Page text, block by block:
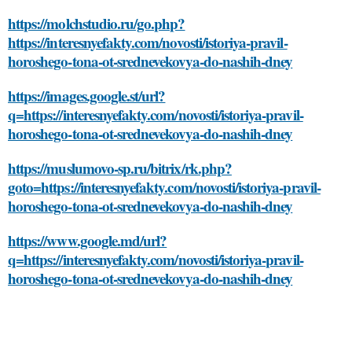
https://molchstudio.ru/go.php?
https://interesnyefakty.com/novosti/istoriya-pravil-
horoshego-tona-ot-srednevekovya-do-nashih-dney
https://images.google.st/url?
q=https://interesnyefakty.com/novosti/istoriya-pravil-
horoshego-tona-ot-srednevekovya-do-nashih-dney
https://muslumovo-sp.ru/bitrix/rk.php?
goto=https://interesnyefakty.com/novosti/istoriya-pravil-
horoshego-tona-ot-srednevekovya-do-nashih-dney
https://www.google.md/url?
q=https://interesnyefakty.com/novosti/istoriya-pravil-
horoshego-tona-ot-srednevekovya-do-nashih-dney